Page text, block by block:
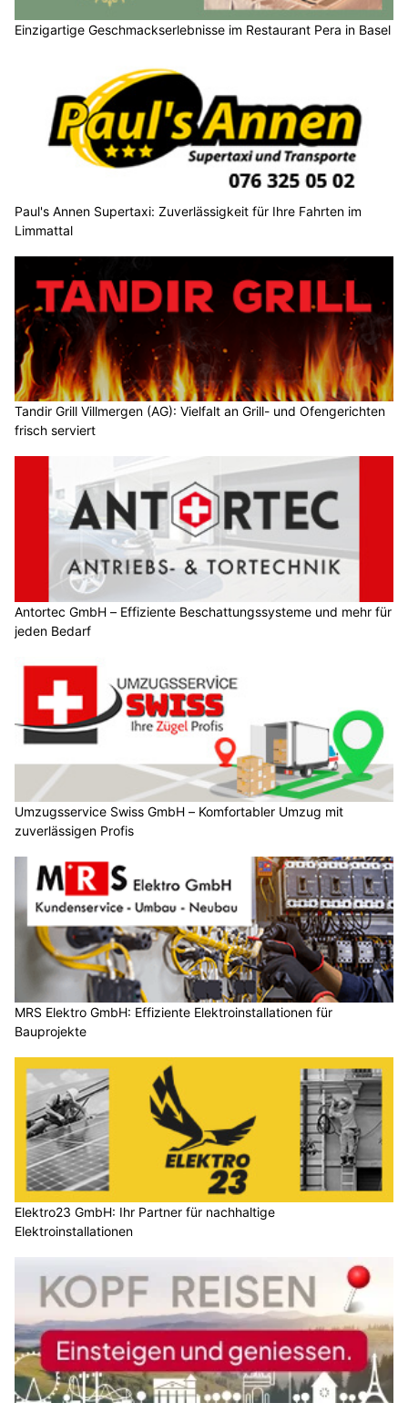
Einzigartige Geschmackserlebnisse im Restaurant Pera in Basel
Paul's Annen Supertaxi: Zuverlässigkeit für Ihre Fahrten im
Limmattal
Tandir Grill Villmergen (AG): Vielfalt an Grill- und Ofengerichten
frisch serviert
Antortec GmbH – Effiziente Beschattungssysteme und mehr für
jeden Bedarf
Umzugsservice Swiss GmbH – Komfortabler Umzug mit
zuverlässigen Profis
MRS Elektro GmbH: Effiziente Elektroinstallationen für
Bauprojekte
Elektro23 GmbH: Ihr Partner für nachhaltige
Elektroinstallationen